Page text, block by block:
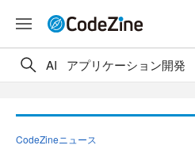
AI アプリケーション開発
CodeZineニュース